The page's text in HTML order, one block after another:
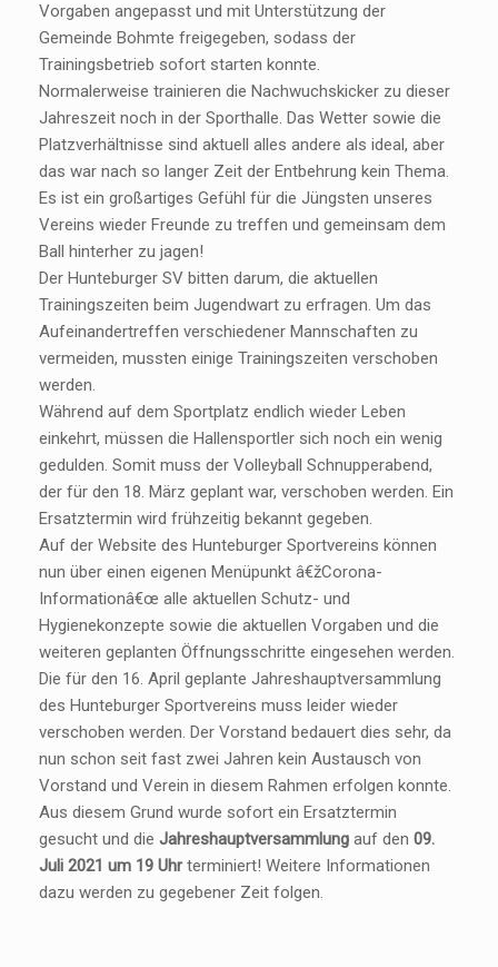
Vorgaben angepasst und mit Unterstützung der
Gemeinde Bohmte freigegeben, sodass der
Trainingsbetrieb sofort starten konnte.
Normalerweise trainieren die Nachwuchskicker zu dieser
Jahreszeit noch in der Sporthalle. Das Wetter sowie die
Platzverhältnisse sind aktuell alles andere als ideal, aber
das war nach so langer Zeit der Entbehrung kein Thema.
Es ist ein großartiges Gefühl für die Jüngsten unseres
Vereins wieder Freunde zu treffen und gemeinsam dem
Ball hinterher zu jagen!
Der Hunteburger SV bitten darum, die aktuellen
Trainingszeiten beim Jugendwart zu erfragen. Um das
Aufeinandertreffen verschiedener Mannschaften zu
vermeiden, mussten einige Trainingszeiten verschoben
werden.
Während auf dem Sportplatz endlich wieder Leben
einkehrt, müssen die Hallensportler sich noch ein wenig
gedulden. Somit muss der Volleyball Schnupperabend,
der für den 18. März geplant war, verschoben werden. Ein
Ersatztermin wird frühzeitig bekannt gegeben.
Auf der Website des Hunteburger Sportvereins können
nun über einen eigenen Menüpunkt â€žCorona-
Informationâ€œ alle aktuellen Schutz- und
Hygienekonzepte sowie die aktuellen Vorgaben und die
weiteren geplanten Öffnungsschritte eingesehen werden.
Die für den 16. April geplante Jahreshauptversammlung
des Hunteburger Sportvereins muss leider wieder
verschoben werden. Der Vorstand bedauert dies sehr, da
nun schon seit fast zwei Jahren kein Austausch von
Vorstand und Verein in diesem Rahmen erfolgen konnte.
Aus diesem Grund wurde sofort ein Ersatztermin
gesucht und die Jahreshauptversammlung auf den 09.
Juli 2021 um 19 Uhrterminiert! Weitere Informationen
dazu werden zu gegebener Zeit folgen.